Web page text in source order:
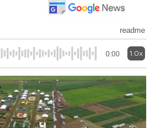
readme
0:00 1.0x